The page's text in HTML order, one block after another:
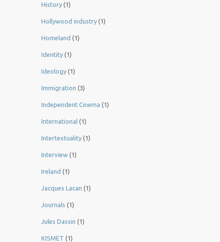
History (1)
Hollywood industry (1)
Homeland (1)
Identity (1)
Ideology (1)
Immigration (3)
Independent Cinema (1)
International (1)
Intertextuality (1)
Interview (1)
Ireland (1)
Jacques Lacan (1)
Journals (1)
Jules Dassin (1)
KISMET (1)